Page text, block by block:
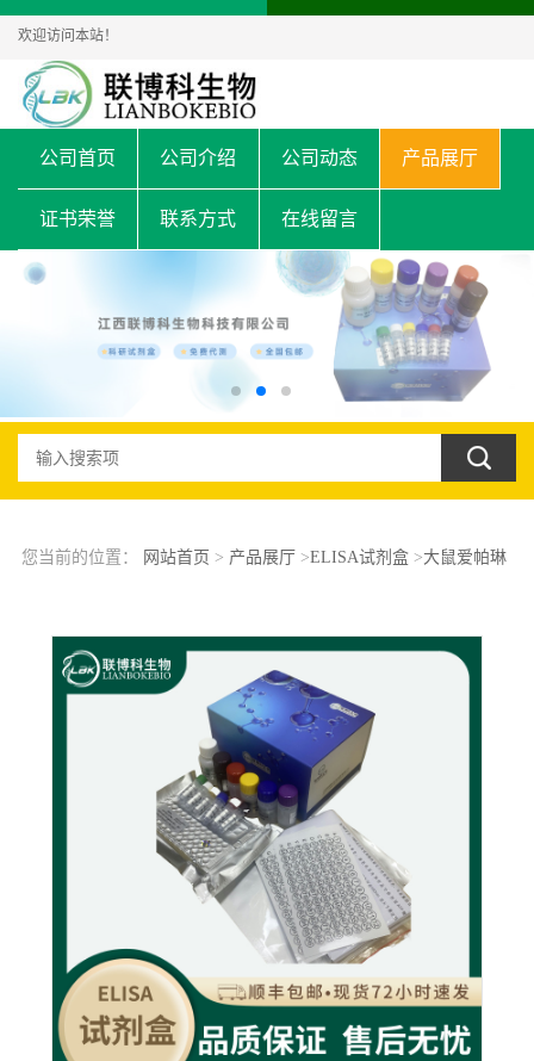
欢迎访问本站！
公司首页 公司介绍 公司动态 产品展厅
证书荣誉 联系方式 在线留言
您当前的位置： 网站首页 > 产品展厅 >ELISA试剂盒>大鼠爱帕琳